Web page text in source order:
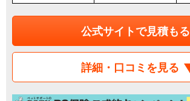
公式サイトで見積もる
詳細・口コミを見る